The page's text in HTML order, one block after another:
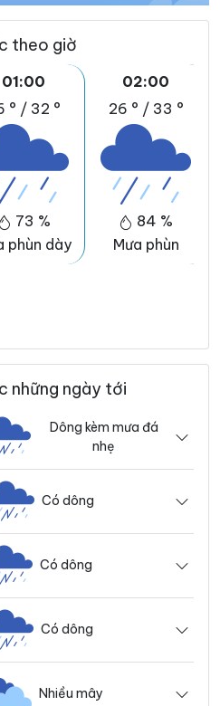
theo giờ
01:00
° / 32 °
73 %
phùn dày
02:00
26 ° / 33 °
84 %
Mưa phùn
những ngày tới
Dông kèm mưa đá
nhẹ
Có dông
Có dông
Có dông
Nhiều mây